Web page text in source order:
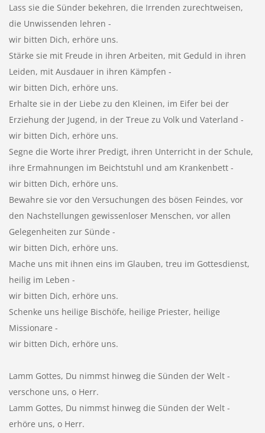
Lass sie die Sünder bekehren, die Irrenden zurechtweisen,
die Unwissenden lehren -
wir bitten Dich, erhöre uns.
Stärke sie mit Freude in ihren Arbeiten, mit Geduld in ihren
Leiden, mit Ausdauer in ihren Kämpfen -
wir bitten Dich, erhöre uns.
Erhalte sie in der Liebe zu den Kleinen, im Eifer bei der
Erziehung der Jugend, in der Treue zu Volk und Vaterland -
wir bitten Dich, erhöre uns.
Segne die Worte ihrer Predigt, ihren Unterricht in der Schule,
ihre Ermahnungen im Beichtstuhl und am Krankenbett -
wir bitten Dich, erhöre uns.
Bewahre sie vor den Versuchungen des bösen Feindes, vor
den Nachstellungen gewissenloser Menschen, vor allen
Gelegenheiten zur Sünde -
wir bitten Dich, erhöre uns.
Mache uns mit ihnen eins im Glauben, treu im Gottesdienst,
heilig im Leben -
wir bitten Dich, erhöre uns.
Schenke uns heilige Bischöfe, heilige Priester, heilige
Missionare -
wir bitten Dich, erhöre uns.
Lamm Gottes, Du nimmst hinweg die Sünden der Welt -
verschone uns, o Herr.
Lamm Gottes, Du nimmst hinweg die Sünden der Welt -
erhöre uns, o Herr.